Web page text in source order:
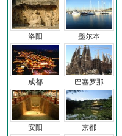
洛阳
成都
安阳
墨尔本
巴塞罗那
京都